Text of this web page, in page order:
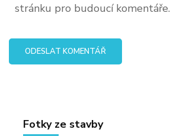
stránku pro budoucí komentáře.
Fotky ze stavby